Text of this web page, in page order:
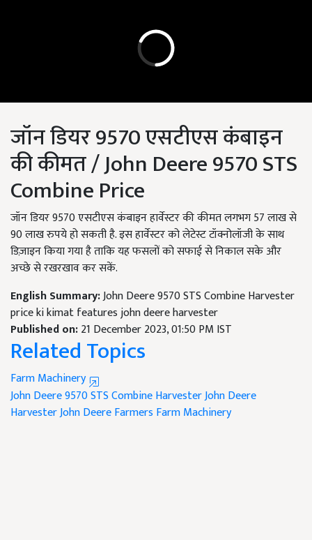
जॉन डियर 9570 एसटीएस कंबाइन
की कीमत / John Deere 9570 STS
Combine Price
जॉन डियर 9570 एसटीएस कंबाइन हार्वेस्टर की कीमत लगभग 57 लाख से
90 लाख रुपये हो सकती है. इसहार्वेस्टर को लेटेस्ट टॉक्नोलॉजी के साथ
डिज़ाइन किया गया है ताकि यह फसलों को सफाई से निकाल सके और
अच्छे से रखरखाव कर सकें.
English Summary:John Deere 9570 STS Combine Harvester
price ki kimat features john deere harvester
Published on:21 December 2023, 01:50 PM IST
Related Topics
Farm Machinery
John Deere 9570 STS Combine HarvesterJohn Deere
HarvesterJohn DeereFarmers Farm Machinery